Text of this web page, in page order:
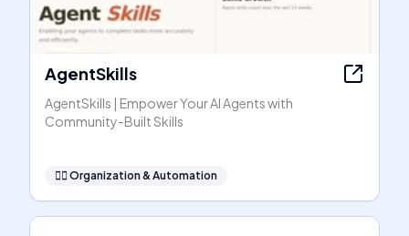
AgentSkills
AgentSkills | Empower Your AI Agents with
Community-Built Skills
🧞‍♂️ Organization & Automation